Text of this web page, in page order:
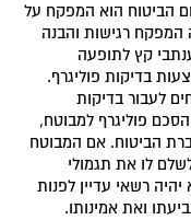
הביטוח הוא המפקח על
המפקח רגישות והבנה
קץ לתופעה
בדיקות פוליגרף.
לעבור בדיקות
פוליגרף למבוטח,
הביטוח. אם המבוטח
לו את תגמולי
רשאי עדיין לפנות
ואת אמינותו.